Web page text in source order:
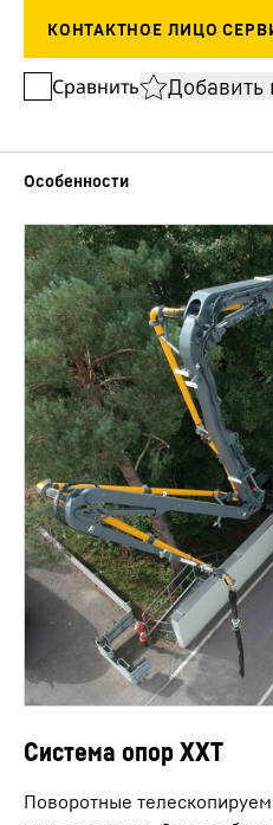
Сравнить Добавить
Система опор ХХТ
Поворотные